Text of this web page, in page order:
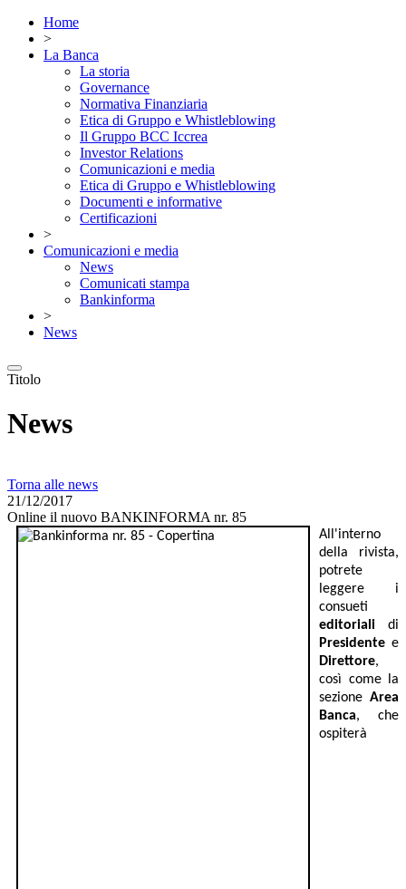
Home
>
La Banca
La storia
Governance
Normativa Finanziaria
Etica di Gruppo e Whistleblowing
Il Gruppo BCC Iccrea
Investor Relations
Comunicazioni e media
Etica di Gruppo e Whistleblowing
Documenti e informative
Certificazioni
>
Comunicazioni e media
News
Comunicati stampa
Bankinforma
>
News
Titolo
News
Torna alle news
21/12/2017
Online il nuovo BANKINFORMA nr. 85
All'interno
della rivista,
potrete
leggere i
consueti
editoriali di
Presidente e
Direttore,
così come la
sezione Area
Banca, che
ospiterà